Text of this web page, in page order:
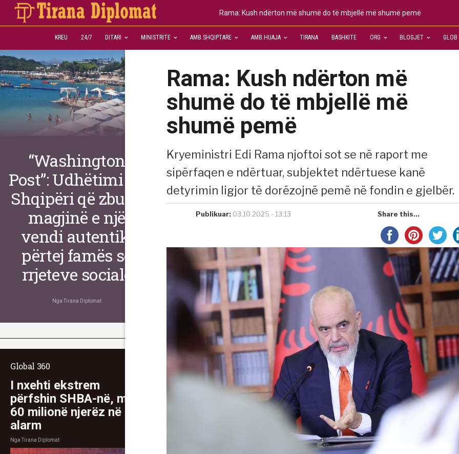
Rama: Kush ndërton më shumë do të mbjellë më shumë pemë
KREU 24/7 DITARI MINISTRITE AMB.SHQIPTARE AMB.HUAJA TIRANA BASHKITE ORG BLOGJET GLOB
Rama: Kush ndërton më
shumë do të mbjellë më
shumë pemë
Kryeministri Edi Rama njoftoi sot se në raport me
sipërfaqen e ndërtuar, subjektet ndërtuese kanë
detyrimin ligjor të dorëzojnë pemë në fondin e gjelbër.
Publikuar: 03.10.2025 - 13:13 Share this...
“Washington
Post”: Udhëtimi në
Shqipëri që zbuloi
magjinë e një
vendi autentik,
përtej famës së
rrjeteve sociale
Nga Tirana Diplomat
Global 360
I nxehti ekstrem
përfshin SHBA-në, mbi
60 milionë njerëz në
alarm
NgaTirana Diplomat